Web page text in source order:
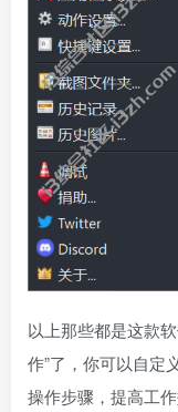
以上那些都是这款
作”了，你可以自定
操作步骤，提高工作